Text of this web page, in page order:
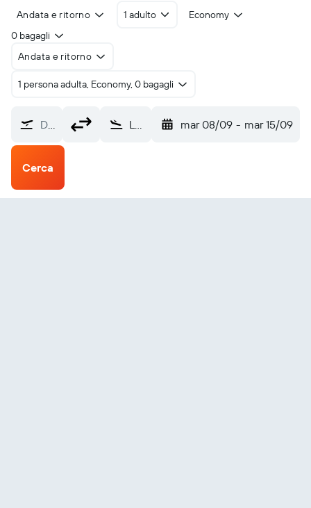
Andata e ritorno 1 adulto
Economy
0 bagagli
Andata e ritorno
1 persona adulta, Economy, 0 bagagli
Da dove? Lukla Tenzing-Hillary (LUA) mar 08/09 - mar 15/09
Cerca